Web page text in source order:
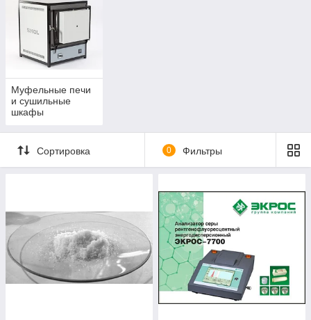
Муфельные печи
и сушильные
шкафы
Сортировка 0 Фильтры